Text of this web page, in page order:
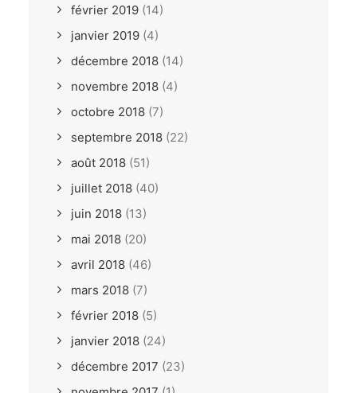
février 2019 (14)
janvier 2019 (4)
décembre 2018 (14)
novembre 2018 (4)
octobre 2018 (7)
septembre 2018 (22)
août 2018 (51)
juillet 2018 (40)
juin 2018 (13)
mai 2018 (20)
avril 2018 (46)
mars 2018 (7)
février 2018 (5)
janvier 2018 (24)
décembre 2017 (23)